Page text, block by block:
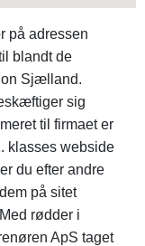
på adressen
blandt de
Sjælland.
sig
til firmaet er
klasses webside
du efter andre
på sitet
rødder i
ApS taget